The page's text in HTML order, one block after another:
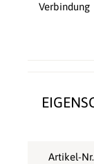
Verbindung
Artikel-